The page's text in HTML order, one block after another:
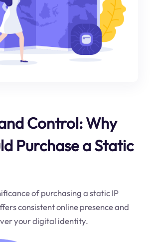
Control: Why
Purchase a Static
of purchasing a static IP
consistent online presence and
your digital identity.